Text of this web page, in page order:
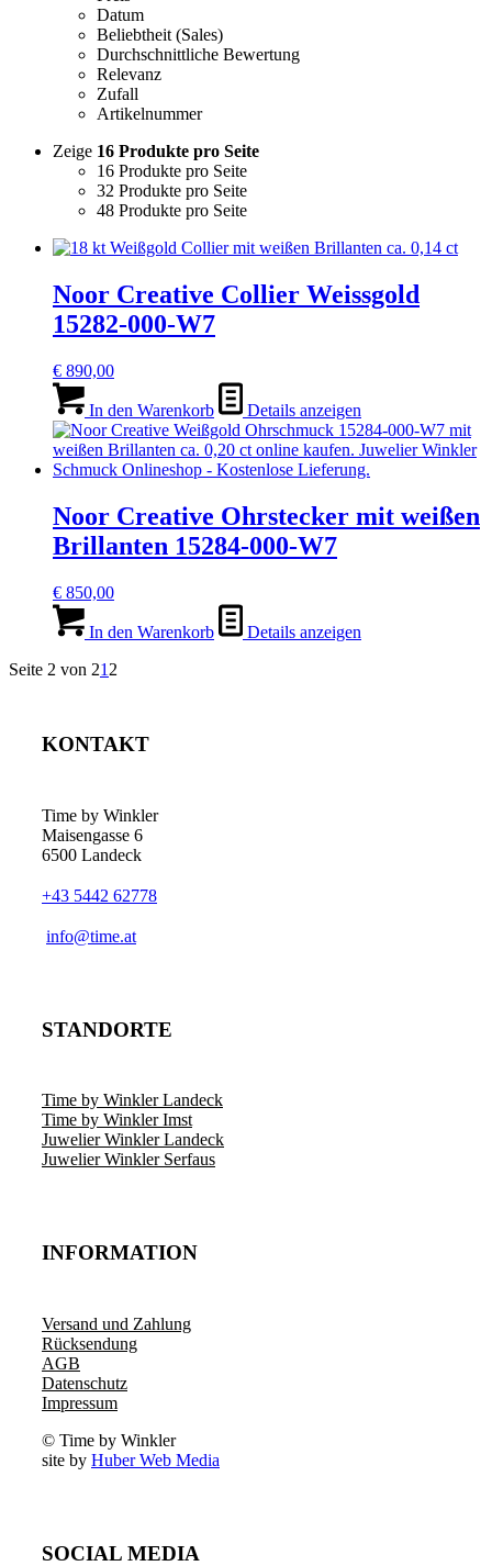
Datum
Beliebtheit (Sales)
Durchschnittliche Bewertung
Relevanz
Zufall
Artikelnummer
Zeige 16 Produkte pro Seite
16 Produkte pro Seite
32 Produkte pro Seite
48 Produkte pro Seite
Noor Creative Collier Weissgold
15282-000-W7
€ 890,00
In den Warenkorb Details anzeigen
Noor Creative Ohrstecker mit weißen
Brillanten 15284-000-W7
€ 850,00
In den Warenkorb
Details anzeigen
Seite 2 von 21 2
KONTAKT
Time by Winkler
Maisengasse 6
6500 Landeck
+43 5442 62778
­info@time.at
STANDORTE
Time by Winkler Landeck
Time by Winkler Imst
Juwelier Winkler Landeck
Juwelier Winkler Serfaus
INFORMATION
Versand und Zahlung
Rücksendung
AGB
Datenschutz
Impressum
© Time by Winkler
site by Huber Web Media
SOCIAL MEDIA